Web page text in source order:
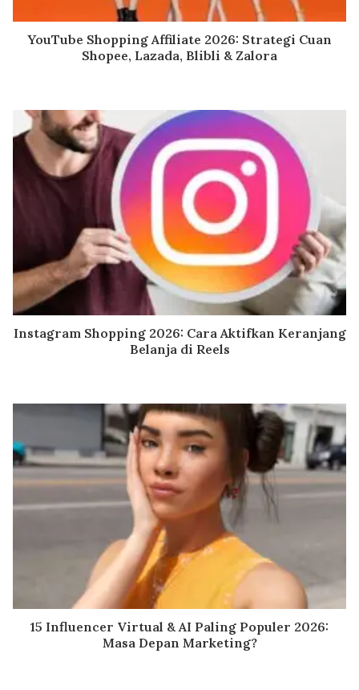
YouTube Shopping Affiliate 2026: Strategi Cuan
Shopee, Lazada, Blibli & Zalora
Instagram Shopping 2026: Cara Aktifkan Keranjang
Belanja di Reels
15 Influencer Virtual & AI Paling Populer 2026:
Masa Depan Marketing?